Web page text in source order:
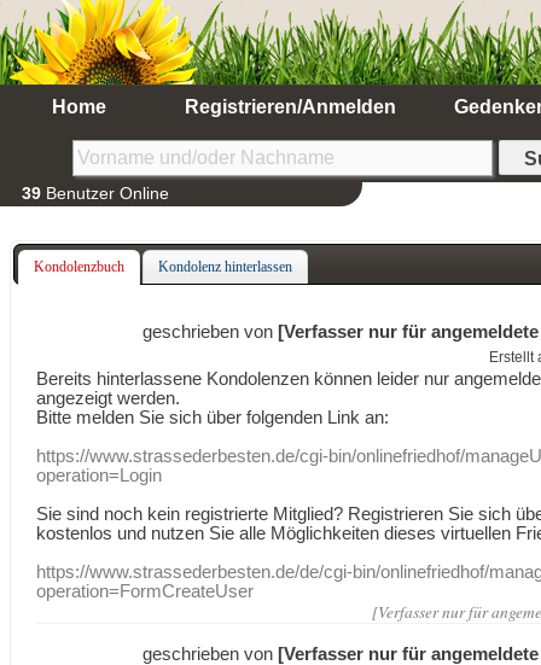
Home Registrieren/Anmelden
39 Benutzer Online
Kondolenzbuch Kondolenz hinterlassen
geschrieben von [Verfasser nur für
Erstellt
Bereits hinterlassene Kondolenzen können leider nur
angezeigt werden.
Bitte melden Sie sich über folgenden Link an:
https://www.strassederbesten.de/cgi-bin/onlinefriedhof/
operation=Login
Sie sind noch kein registrierte Mitglied? Registrieren Sie sich
kostenlos und nutzen Sie alle Möglichkeiten dieses virtuellen
https://www.strassederbesten.de/de/cgi-bin/onlinefriedhof/
operation=FormCreateUser
[Verfasser nur für
geschrieben von [Verfasser nur für